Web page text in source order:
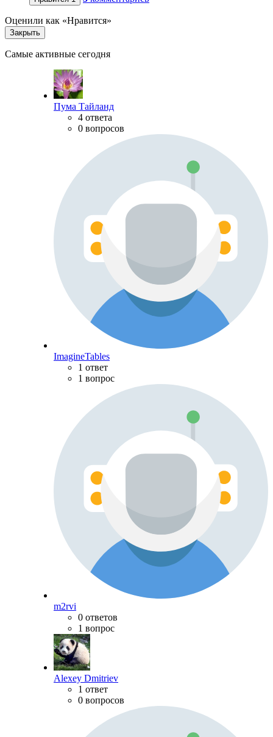
Оценили как «Нравится»
Закрыть
Самые активные сегодня
Пума Тайланд
4 ответа
0 вопросов
ImagineTables
1 ответ
1 вопрос
m2rvi
0 ответов
1 вопрос
Alexey Dmitriev
1 ответ
0 вопросов